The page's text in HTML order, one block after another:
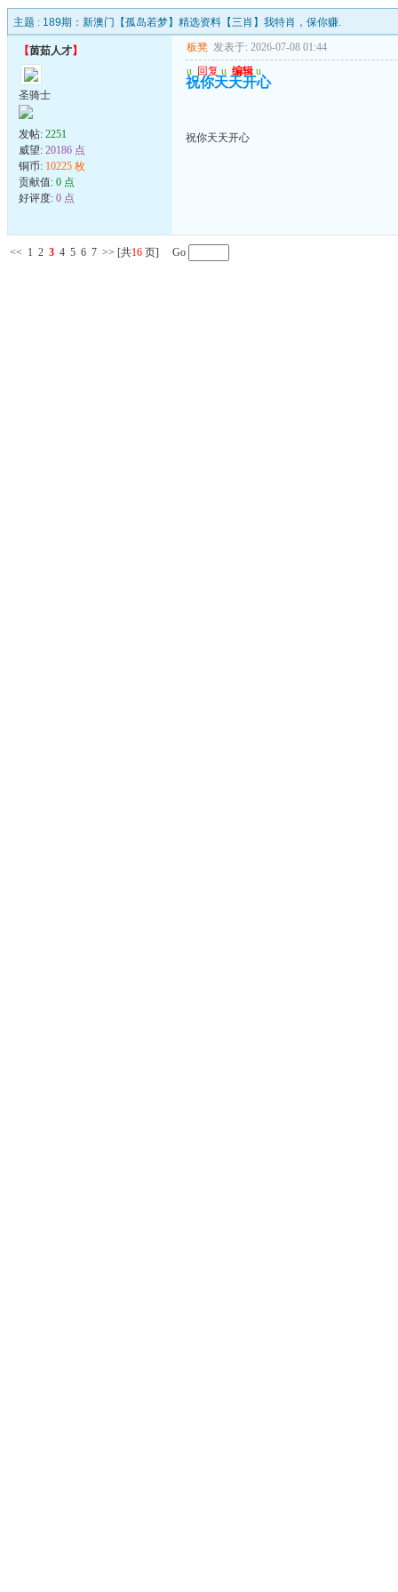
主题 : 189期：新澳门【孤岛若梦】精选资料【三肖】我特肖，保你赚.
【茵茹人才】
圣骑士
发帖: 2251
威望: 20186 点
铜币: 10225 枚
贡献值: 0 点
好评度: 0 点
板凳 发表于: 2026-07-08 01:44
u 回复 u 编辑 u
祝你天天开心
祝你天天开心
<< 1 2 3 4 5 6 7 >> [共16 页] Go